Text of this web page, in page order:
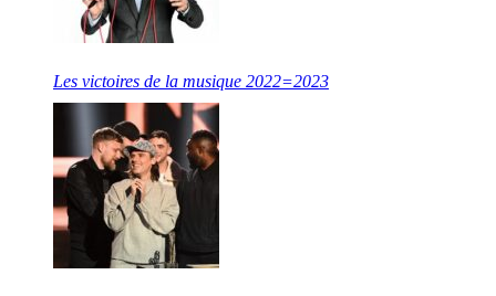
Les victoires de la musique 2022=2023